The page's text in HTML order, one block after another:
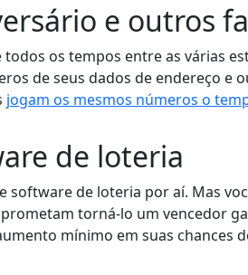
e outros
os tempos entre as várias
de seus dados de endereço e
jogam os mesmos números o
de loteria
software de loteria por aí. Mas
torná-lo um vencedor
mínimo em suas chances